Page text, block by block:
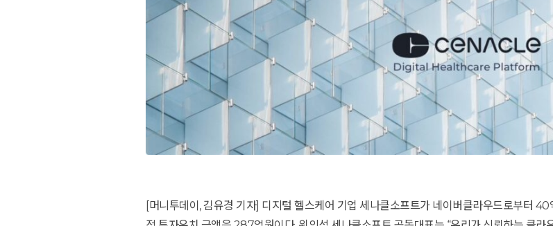
[머니투데이, 김유경 기자] 디지털 헬스케어 기업 세나클소프트가 네이버클라우드로부터